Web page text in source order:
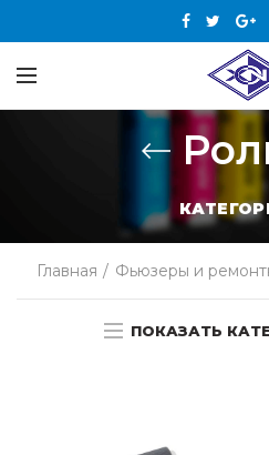
Главная Фьюзеры и
ПОКАЗАТЬ